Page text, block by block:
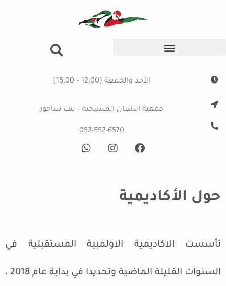
الأحد والجمعة (12:00 – 15:00)
جمعية الشبان المسيحية – بيت ساحور
052-552-6570
حول الأكاديمية
تأسست الاكاديمية الاولمبية المستقبلية في
السنوات القليلة الماضية وتحديدا في بداية عام 2018 ،